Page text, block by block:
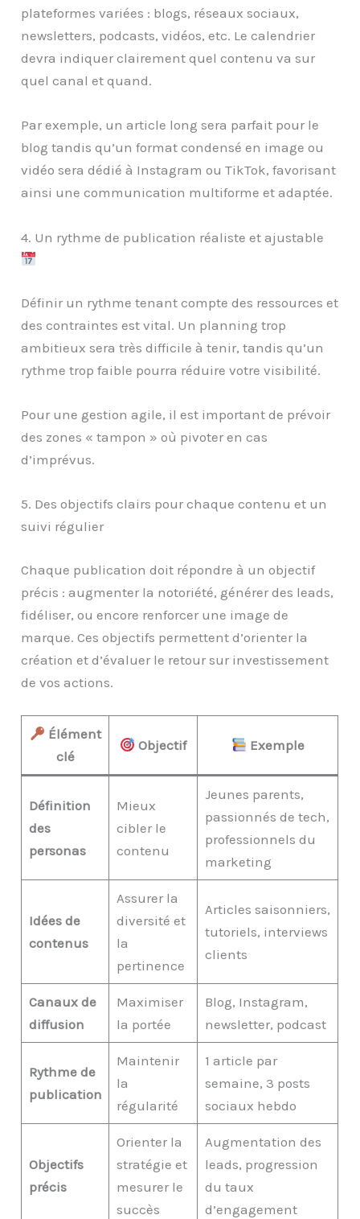
plateformes variées : blogs, réseaux sociaux,
newsletters, podcasts, vidéos, etc. Le calendrier
devra indiquer clairement quel contenu va sur
quel canal et quand.
Par exemple, un article long sera parfait pour le
blog tandis qu’un format condensé en image ou
vidéo sera dédié à Instagram ou TikTok, favorisant
ainsi une communication multiforme et adaptée.
4. Un rythme de publication réaliste et ajustable
Définir un rythme tenant compte des ressources et
des contraintes est vital. Un planning trop
ambitieux sera très difficile à tenir, tandis qu’un
rythme trop faible pourra réduire votre visibilité.
Pour une gestion agile, il est important de prévoir
des zones « tampon » où pivoter en cas
d’imprévus.
5. Des objectifs clairs pour chaque contenu et un
suivi régulier
Chaque publication doit répondre à un objectif
précis : augmenter la notoriété, générer des leads,
fidéliser, ou encore renforcer une image de
marque. Ces objectifs permettent d’orienter la
création et d’évaluer le retour sur investissement
de vos actions.
Élément
clé
Objectif Exemple
Définition
des
personas
Mieux
cibler le
contenu
Jeunes parents,
passionnés de tech,
professionnels du
marketing
Idées de
contenus
Assurer la
diversité et
la
pertinence
Articles saisonniers,
tutoriels, interviews
clients
Canaux de
diffusion
Maximiser
la portée
Blog, Instagram,
newsletter, podcast
Rythme de
publication
Maintenir
la
régularité
1 article par
semaine, 3 posts
sociaux hebdo
Objectifs
précis
Orienter la
stratégie et
mesurer le
succès
Augmentation des
leads, progression
du taux
d’engagement